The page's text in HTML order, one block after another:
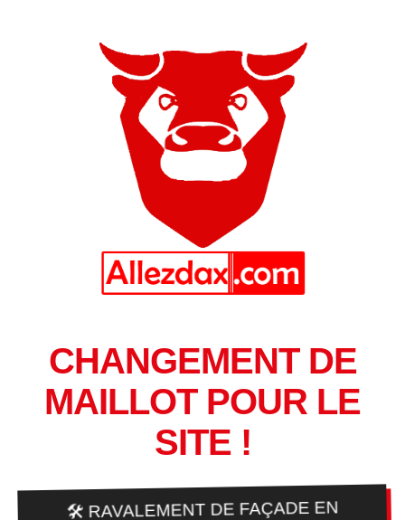
CHANGEMENT DE
MAILLOT POUR LE
SITE !
🛠️ RAVALEMENT DE FAÇADE EN